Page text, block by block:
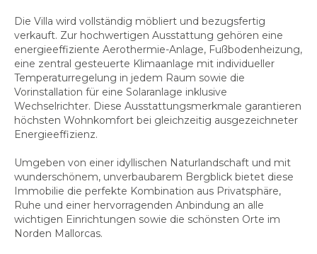
Die Villa wird vollständig möbliert und bezugsfertig
verkauft. Zur hochwertigen Ausstattung gehören eine
energieeffiziente Aerothermie-Anlage, Fußbodenheizung,
eine zentral gesteuerte Klimaanlage mit individueller
Temperaturregelung in jedem Raum sowie die
Vorinstallation für eine Solaranlage inklusive
Wechselrichter. Diese Ausstattungsmerkmale garantieren
höchsten Wohnkomfort bei gleichzeitig ausgezeichneter
Energieeffizienz.
Umgeben von einer idyllischen Naturlandschaft und mit
wunderschönem, unverbaubarem Bergblick bietet diese
Immobilie die perfekte Kombination aus Privatsphäre,
Ruhe und einer hervorragenden Anbindung an alle
wichtigen Einrichtungen sowie die schönsten Orte im
Norden Mallorcas.